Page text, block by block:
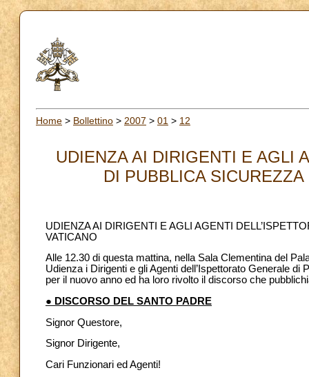
Home > Bollettino > 2007 > 01 > 12
UDIENZA AI DIRIGENTI E AGLI
DI PUBBLICA
UDIENZA AI DIRIGENTI E AGLI AGENTI
VATICANO
Alle 12.30 di questa mattina, nella Sala Clementina del
Udienza i Dirigenti e gli Agenti dell’Ispettorato Generale
per il nuovo anno ed ha loro rivolto il discorso che
● DISCORSO DEL SANTO PADRE
Signor Questore,
Signor Dirigente,
Cari Funzionari ed Agenti!